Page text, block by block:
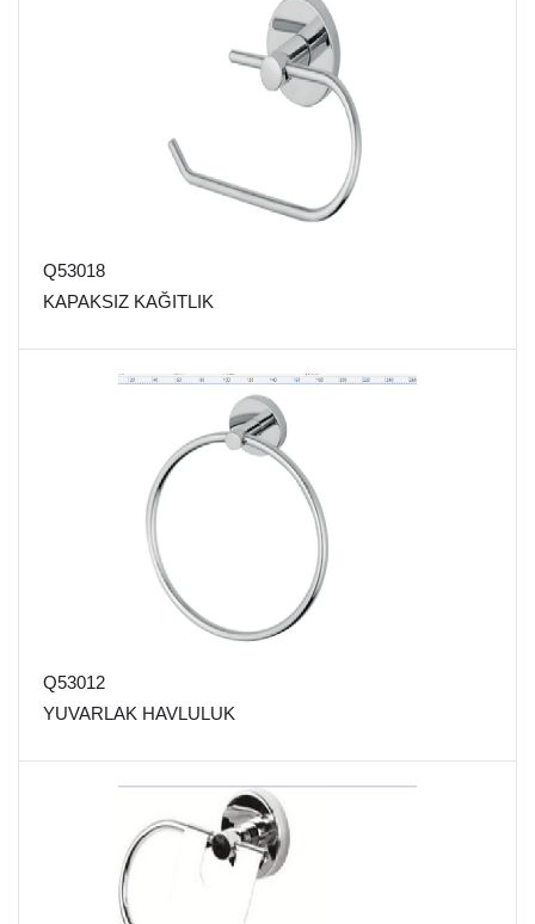
Q53018
KAPAKSIZ KAĞITLIK
Q53012
YUVARLAK HAVLULUK